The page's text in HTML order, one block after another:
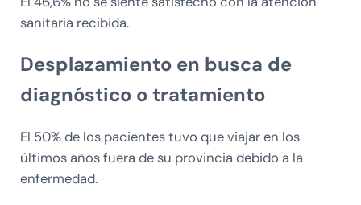
sanitaria recibida.
Desplazamiento en busca de
diagnóstico o tratamiento
El 50% de los pacientes tuvo que viajar en los
últimos años fuera de su provincia debido a la
enfermedad.